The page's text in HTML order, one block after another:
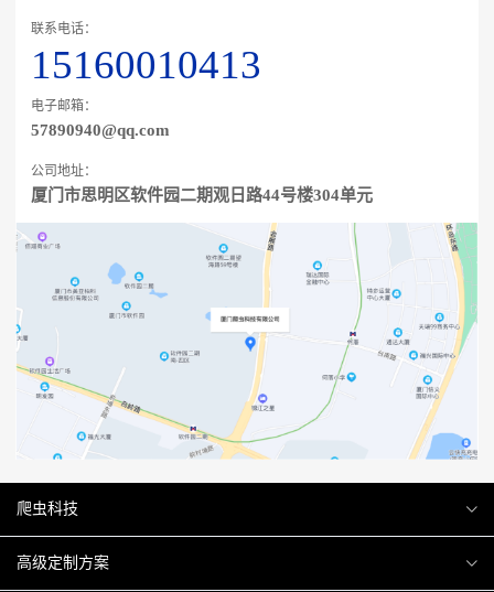
联系电话：
15160010413
电子邮箱：
57890940@qq.com
公司地址：
厦门市思明区软件园二期观日路44号楼304单元
爬虫科技
爬虫案例
高级定制方案